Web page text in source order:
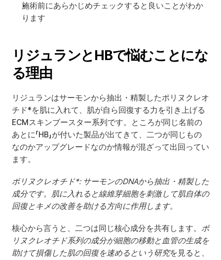
施術前にあらかじめチェックすると良いことがわか
ります
リジュランとHBで悩むことにな
る理由
リジュランはサーモンから抽出・精製したポリヌクレオ
チド*を肌に入れて、肌が自ら回復する力を引き上げる
ECMスキンブースター系列です。ところが同じ名前の
あとに「HB」が付いた製品が出てきて、二つが同じもの
なのかアップグレードなのか情報が混ざって出回ってい
ます。
ポリヌクレオチド*: サーモンのDNAから抽出・精製した
成分です。肌に入れると線維芽細胞を刺激して肌自体の
回復とキメの改善を助ける方向に作用します。
核心から言うと、二つは同じ核心成分を共有します。 ポ
リヌクレオチド系列の成分が細胞の移動と血管の生成を
助けて損傷した肌の回復を速めるという研究を見ると、